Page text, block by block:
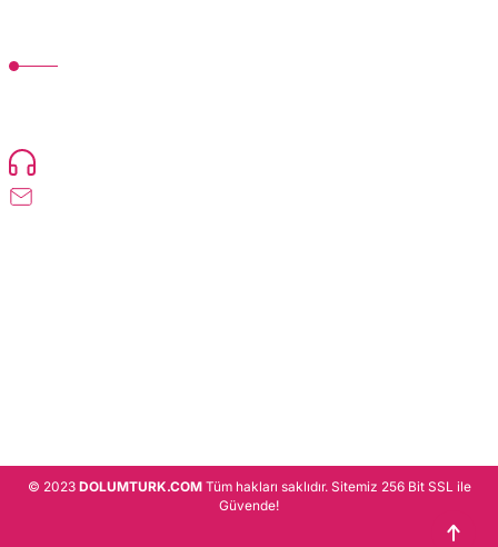
© 2023 DOLUMTURK.COMTüm hakları saklıdır. Sitemiz 256 Bit SSL ile
Güvende!